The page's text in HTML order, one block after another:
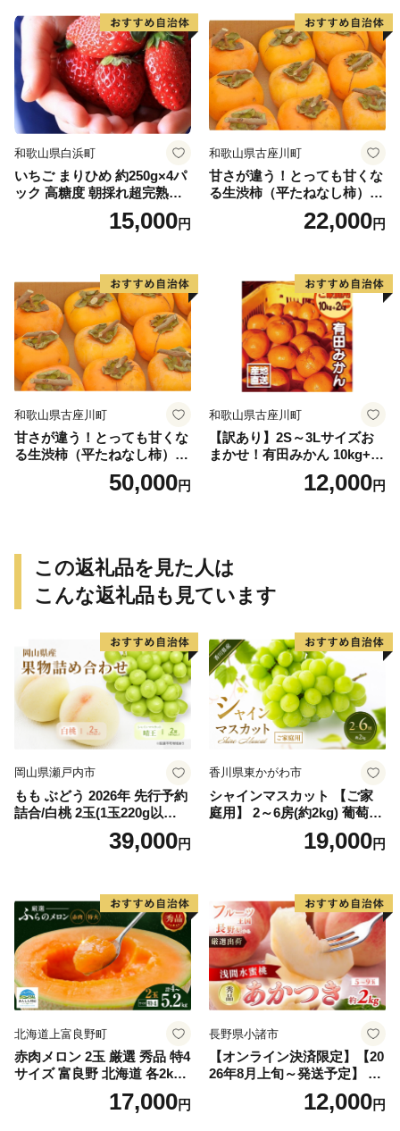
和歌山県白浜町
いちご まりひめ 約250g×4パ
ック 高糖度 朝採れ超完熟ま
りひめ 1月以降発送分
15,000円
和歌山県古座川町
甘さが違う！とっても甘くな
る生渋柿（平たねなし柿）吊
ップ付約4.5～5kg 約24～30
22,000円
和歌山県古座川町
甘さが違う！とっても甘くな
る生渋柿（平たねなし柿）吊
ップ付約14.5～15kg 約60～
50,000円
和歌山県古座川町
【訳あり】2S～3Lサイズお
まかせ！有田みかん 10kg+2k
g保証分 11月から12月下旬ま
でに順次発送致します。 / 訳
12,000円
この返礼品を見た人は
こんな返礼品も見ています
岡山県瀬戸内市
もも ぶどう 2026年 先行予約
詰合/白桃 2玉(1玉220g以
上)・シャインマスカット 晴
39,000円
香川県東かがわ市
シャインマスカット 【ご家
庭用】 2～6房(約2kg) 葡萄 ぶ
どう ブドウ フルーツ 果物 く
だもの 果実 旬の果物 旬のフ
19,000円
北海道上富良野町
赤肉メロン 2玉 厳選 秀品 特4
サイズ 富良野 北海道 各2kg
～2.6kg 2玉 セット ファーム
富良野 メロン めろん 果物 く
17,000円
長野県小諸市
【オンライン決済限定】【20
26年8月上旬～発送予定】 先
行予約 「浅間水蜜桃プレミ
アム」 もも あかつき 秀品 約
12,000円